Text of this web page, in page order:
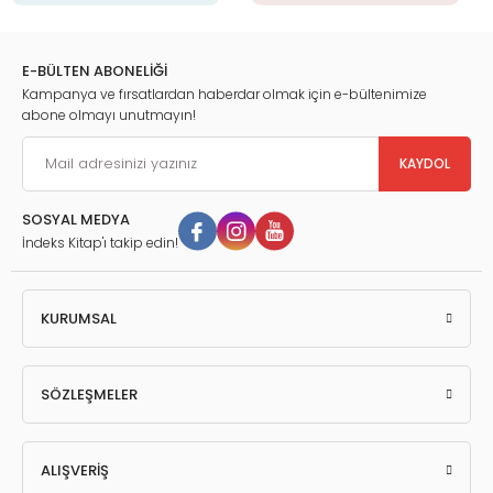
E-BÜLTEN ABONELİĞİ
Kampanya ve fırsatlardan haberdar olmak için e-bültenimize
abone olmayı unutmayın!
KAYDOL
SOSYAL MEDYA
İndeks Kitap'ı takip edin!
KURUMSAL
SÖZLEŞMELER
ALIŞVERİŞ